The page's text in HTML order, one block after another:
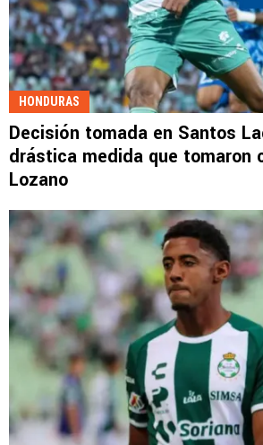
HONDURAS
Decisión tomada en Santos
drástica medida que tomaron
Lozano